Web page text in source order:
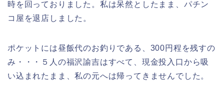
時を回っておりました。私は呆然としたまま、パチン
コ屋を退店しました。
ポケットには昼飯代のお釣りである、300円程を残すの
み・・・５人の福沢諭吉はすべて、現金投入口から吸
い込まれたまま、私の元へは帰ってきませんでした。